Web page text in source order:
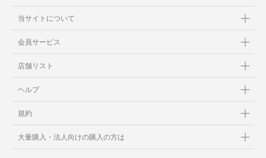
当サイトについて
会員サービス
店舗リスト
ヘルプ
規約
大量購入・法人向けの購入の方は